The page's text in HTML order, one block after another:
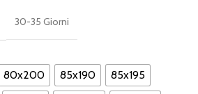
30-35 Giorni
80x200 85x190
85x195